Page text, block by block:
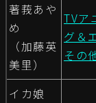
著莪あや
め
（加藤英
美里）
TVア
グ＆
その
イカ娘